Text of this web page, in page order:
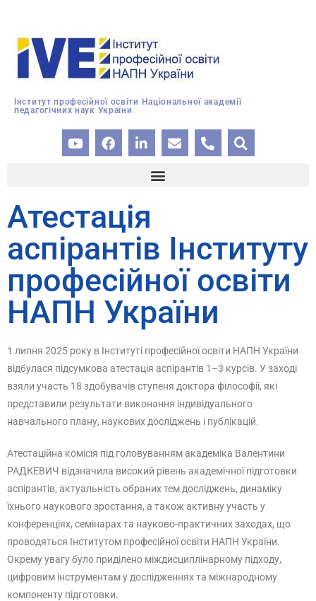
Інститут професійної освіти Національної академії
педагогічних наук України
Атестація
аспірантів Інституту
професійної освіти
НАПН України
1 липня 2025 року в Інституті професійної освіти НАПН України
відбулася підсумкова атестація аспірантів 1–3 курсів. У заході
взяли участь 18 здобувачів ступеня доктора філософії, які
представили результати виконання індивідуального
навчального плану, наукових досліджень і публікацій.
Атестаційна комісія під головуванням академіка Валентини
РАДКЕВИЧ відзначила високий рівень академічної підготовки
аспірантів, актуальність обраних тем досліджень, динаміку
їхнього наукового зростання, а також активну участь у
конференціях, семінарах та науково-практичних заходах, що
проводяться Інститутом професійної освіти НАПН України.
Окрему увагу було приділено міждисциплінарному підходу,
цифровим інструментам у дослідженнях та міжнародному
компоненту підготовки.